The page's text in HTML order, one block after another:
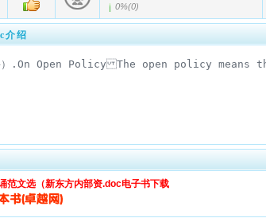
0%(0)
介绍
范文选（新东方内部资.doc电子书下载